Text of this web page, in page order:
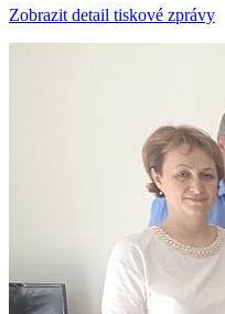
Zobrazit detail tiskové zprávy